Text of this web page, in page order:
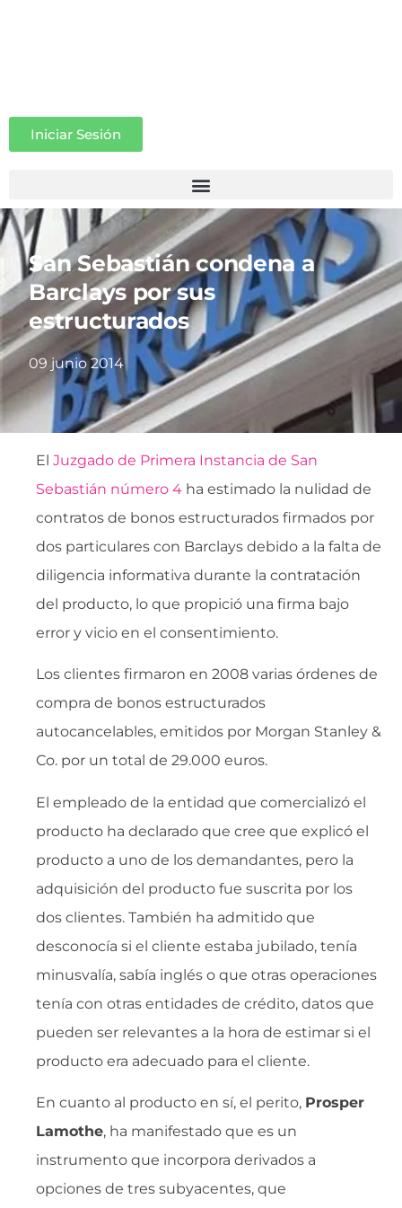
Iniciar Sesión
San Sebastián condena a
Barclays por sus
estructurados
09 junio 2014
El Juzgado de Primera Instancia de San
Sebastián número 4 ha estimado la nulidad de
contratos de bonos estructurados firmados por
dos particulares con Barclays debido a la falta de
diligencia informativa durante la contratación
del producto, lo que propició una firma bajo
error y vicio en el consentimiento.
Los clientes firmaron en 2008 varias órdenes de
compra de bonos estructurados
autocancelables, emitidos por Morgan Stanley &
Co. por un total de 29.000 euros.
El empleado de la entidad que comercializó el
producto ha declarado que cree que explicó el
producto a uno de los demandantes, pero la
adquisición del producto fue suscrita por los
dos clientes. También ha admitido que
desconocía si el cliente estaba jubilado, tenía
minusvalía, sabía inglés o que otras operaciones
tenía con otras entidades de crédito, datos que
pueden ser relevantes a la hora de estimar si el
producto era adecuado para el cliente.
En cuanto al producto en sí, el perito, Prosper
Lamothe, ha manifestado que es un
instrumento que incorpora derivados a
opciones de tres subyacentes, que